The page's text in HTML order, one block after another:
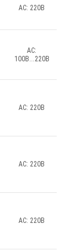
AC: 220В
AC:
100В...220В
AC: 220В
AC: 220В
AC: 220В